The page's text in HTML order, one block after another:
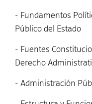
- Fundamentos
Público del Estado
- Fuentes
Derecho
- Administración